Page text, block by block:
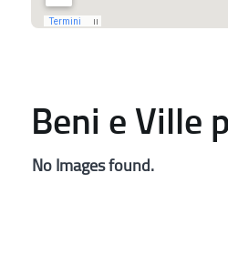
Beni e Ville
No Images found.